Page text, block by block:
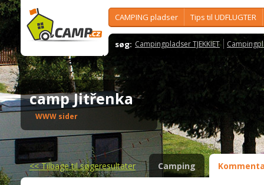
CAMPING pladser Tips til UDFLUGTER
søg: Campingpladser TJEKKIET
camp Jitřenka
WWW sider
<<Tilbage til søgeresultater Camping